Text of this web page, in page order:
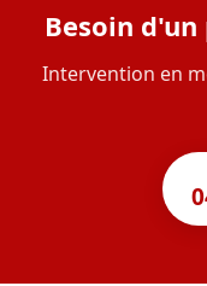
Besoin
Intervention en